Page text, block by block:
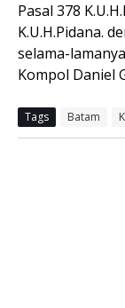
Pasal 378
K.U.H.Pidana.
selama-
Kompol Daniel
Tags Batam